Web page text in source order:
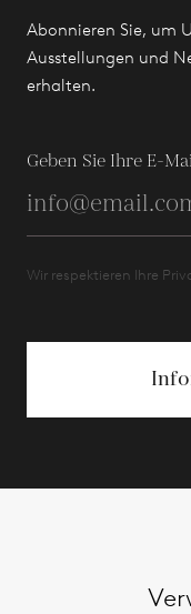
Abonnieren Sie, um
Ausstellungen und
erhalten.
Geben Sie Ihre E-
Wir respektieren Ihre